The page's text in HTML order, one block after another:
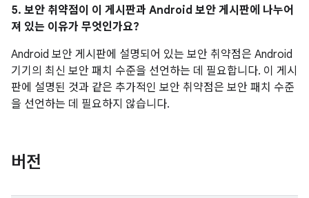
5. 보안 취약점이 이 게시판과 Android 보안 게시판에 나누어
져 있는 이유가 무엇인가요?
Android 보안 게시판에 설명되어 있는 보안 취약점은 Android
기기의 최신 보안 패치 수준을 선언하는 데 필요합니다. 이 게시
판에 설명된 것과 같은 추가적인 보안 취약점은 보안 패치 수준
을 선언하는 데 필요하지 않습니다.
버전